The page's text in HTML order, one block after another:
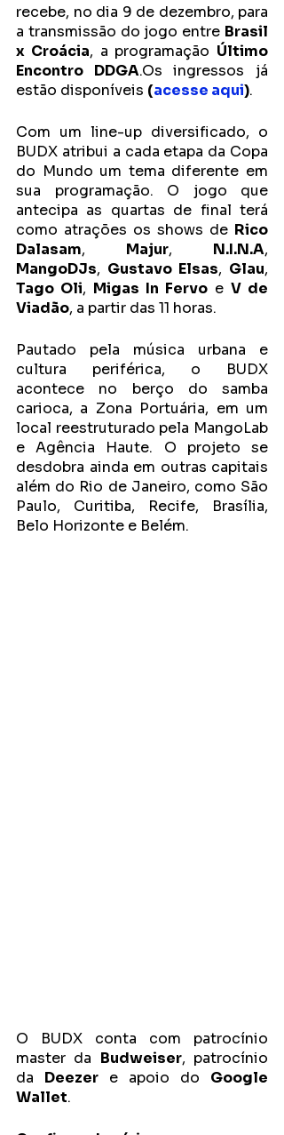
recebe, no dia 9 de dezembro, para
a transmissão do jogo entre Brasil
x Croácia, a programação Último
Encontro DDGA.Os ingressos já
estão disponíveis (acesse aqui).
Com um line-up diversificado, o
BUDX atribui a cada etapa da Copa
do Mundo um tema diferente em
sua programação. O jogo que
antecipa as quartas de final terá
como atrações os shows de Rico
Dalasam, Majur, N.I.N.A
MangoDJs, Gustavo Elsas, Glau
Tago Oli, Migas In Fervo e V de
Viadão, a partir das 11 horas.
Pautado pela música urbana e
cultura periférica, o BUDX
acontece no berço do samba
carioca, a Zona Portuária, em um
local reestruturado pela MangoLab
e Agência Haute. O projeto se
desdobra ainda em outras capitais
além do Rio de Janeiro, como São
Paulo, Curitiba, Recife, Brasília,
Belo Horizonte e Belém.
O BUDX conta com patrocínio
master da Budweiser, patrocínio
da Deezer e apoio do Google
Wallet.